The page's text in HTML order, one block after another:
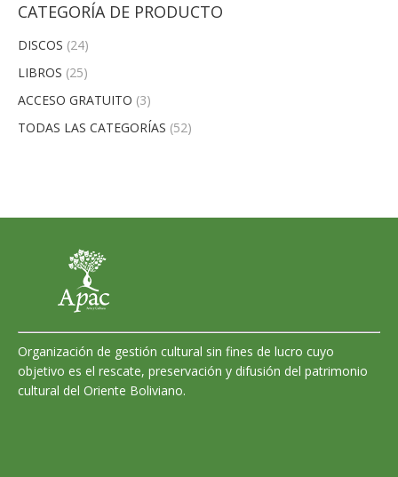
CATEGORÍA DE PRODUCTO
DISCOS (24)
LIBROS (25)
ACCESO GRATUITO (3)
TODAS LAS CATEGORÍAS (52)
Organización de gestión cultural sin fines de lucro cuyo
objetivo es el rescate, preservación y difusión del patrimonio
cultural del Oriente Boliviano.